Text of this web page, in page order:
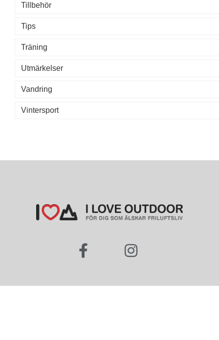
Tillbehör
Tips
Träning
Utmärkelser
Vandring
Vintersport